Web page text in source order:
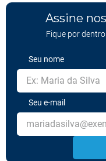
Assine
Fique por
Seu nome
Seu e-mail